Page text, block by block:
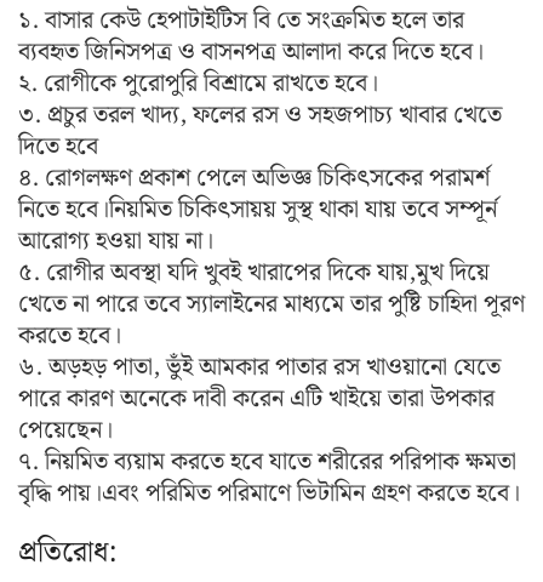
১. বাসার কেউ হেপাটাইটিস বি তে সংক্রমিত হলে তার
ব্যবহৃত জিনিসপত্র ও বাসনপত্র আলাদা করে দিতে হবে।
২. রোগীকে পুরোপুরি বিশ্রামে রাখতে হবে।
৩. প্রচুর তরল খাদ্য, ফলের রস ও সহজপাচ্য খাবার খেতে
দিতে হবে
৪. রোগলক্ষণ প্রকাশ পেলে অভিজ্ঞ চিকিৎসকের পরামর্শ
নিতে হবে।নিয়মিত চিকিৎসায়য় সুস্থ থাকা যায় তবে সম্পূর্ন
আরোগ্য হওয়া যায় না।
৫. রোগীর অবস্থা যদি খুবই খারাপের দিকে যায়,মুখ দিয়ে
খেতে না পারে তবে স্যালাইনের মাধ্যমে তার পুষ্টি চাহিদা পূরণ
করতে হবে।
৬. অড়হড় পাতা, ভুঁই আমকার পাতার রস খাওয়ানো যেতে
পারে কারণ অনেকে দাবী করেন এটি খাইয়ে তারা উপকার
পেয়েছেন।
৭. নিয়মিত ব্যয়াম করতে হবে যাতে শরীরের পরিপাক ক্ষমতা
বৃদ্ধি পায়।এবং পরিমিত পরিমাণে ভিটামিন গ্রহণ করতে হবে।
প্রতিরোধ: